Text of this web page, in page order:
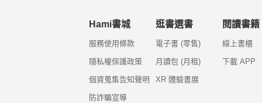
Hami書城
服務使用條款
隱私權保護政策
個資蒐集告知聲明
防詐騙宣導
逛書選書
電子書 (零售)
月讀包 (月租)
XR 體驗書展
閱讀書籍
線上書櫃
下載 APP